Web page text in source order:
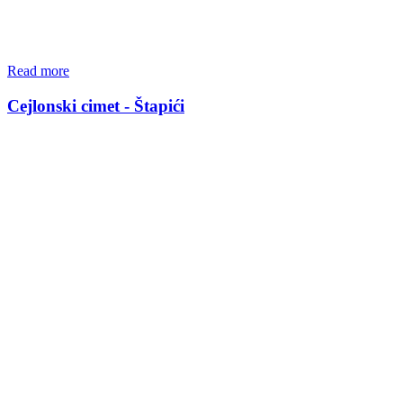
Read more
Cejlonski cimet - Štapići